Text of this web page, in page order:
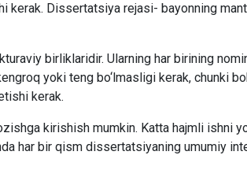
kerak. Dissertatsiya rejasi- bayonning
birliklaridir. Ularning har birining
yoki teng bo‘lmasligi kerak, chunki
kerak.
kirishish mumkin. Katta hajmli ishni
har bir qism dissertatsiyaning umumiy